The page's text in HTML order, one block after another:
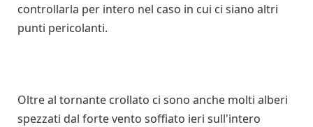
controllarla per intero nel caso in cui ci siano altri
punti pericolanti.
Oltre al tornante crollato ci sono anche molti alberi
spezzati dal forte vento soffiato ieri sull'intero